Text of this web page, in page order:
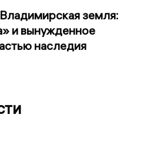
земля:
и вынужденное
наследия